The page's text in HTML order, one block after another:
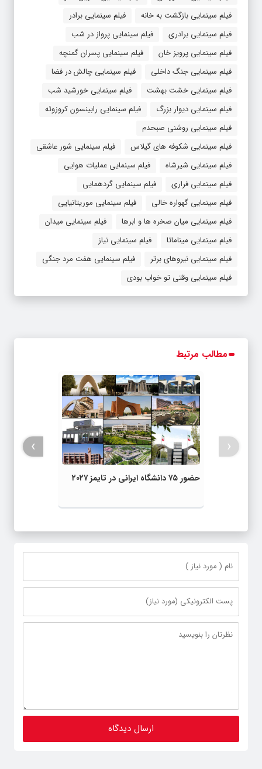
فیلم سینمایی بازگشت به خانه
فیلم سینمایی برادر
فیلم سینمایی برادری
فیلم سینمایی پرواز در شب
فیلم سینمایی پرویز خان
فیلم سینمایی پسران گمنچه
فیلم سینمایی جنگ داخلی
فیلم سینمایی چالش در فضا
فیلم سینمایی خشت بهشت
فیلم سینمایی خورشید شب
فیلم سینمایی دیوار بزرگ
فیلم سینمایی رابینسون کروزوئه
فیلم سینمایی روشنی صبحدم
فیلم سینمایی شکوفه های گیلاس
فیلم سینمایی شور عاشقی
فیلم سینمایی شیرشاه
فیلم سینمایی عملیات هوایی
فیلم سینمایی فراری
فیلم سینمایی گردهمایی
فیلم سینمایی گهواره خالی
فیلم سینمایی موریتانیایی
فیلم سینمایی میان صخره ها و ابرها
فیلم سینمایی میدان
فیلم سینمایی میناماتا
فیلم سینمایی نیاز
فیلم سینمایی نیروهای برتر
فیلم سینمایی هفت مرد جنگی
فیلم سینمایی وقتی تو خواب بودی
مطالب مرتبط
حضور ۷۵ دانشگاه ایرانی در تایمز ۲۰۲۷
‹
›